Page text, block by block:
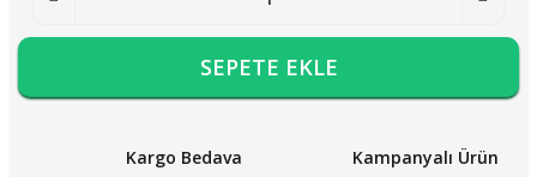
SEPETE EKLE
Kargo Bedava Kampanyalı Ürün